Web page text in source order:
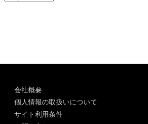
会社概要
個人情報の取扱いについて
サイト利用条件